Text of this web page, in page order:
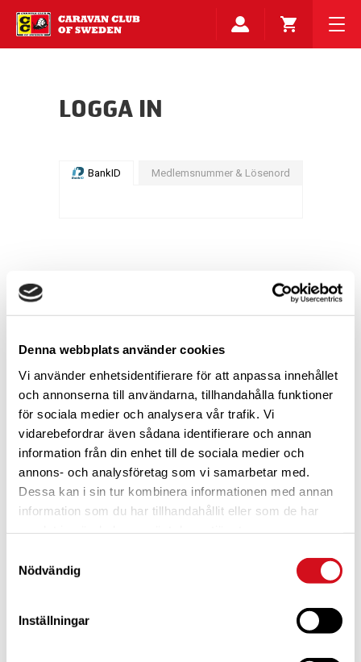
Denna webbplats använder cookies
Vi använder enhetsidentifierare för att anpassa innehållet
och annonserna till användarna, tillhandahålla funktioner
för sociala medier och analysera vår trafik. Vi
vidarebefordrar även sådana identifierare och annan
information från din enhet till de sociala medier och
annons- och analysföretag som vi samarbetar med.
Dessa kan i sin tur kombinera informationen med annan
information som du har tillhandahållit eller som de har
Nödvändig
Inställningar
LOGGA IN
BankID Medlemsnummer & Lösenord
För dig som är blivande ny medlemTa del av alla förmåner.
Bli medlem idag.